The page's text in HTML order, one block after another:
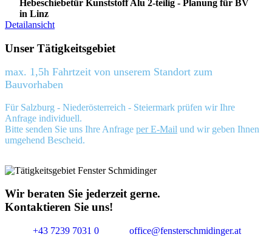
Hebeschiebetür Kunststoff Alu 2-teilig - Planung für BV
in Linz
Detailansicht
Unser Tätigkeitsgebiet
max. 1,5h Fahrtzeit von unserem Standort zum
Bauvorhaben
Für Salzburg - Niederösterreich - Steiermark prüfen wir Ihre
Anfrage individuell.
Bitte senden Sie uns Ihre Anfrage per E-Mail und wir geben Ihnen
umgehend Bescheid.
Wir beraten Sie jederzeit gerne.
Kontaktieren Sie uns!
+43 7239 7031 0 office@fensterschmidinger.at